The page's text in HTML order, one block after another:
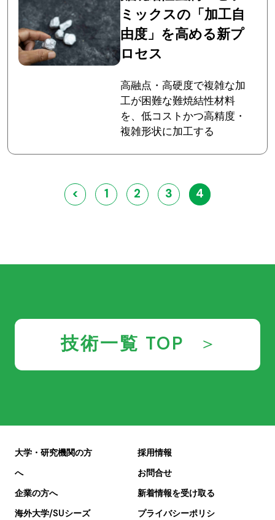
ミックスの「加工自
由度」を高める新プ
ロセス
高融点・高硬度で複雑な加
工が困難な難焼結性材料
を、低コストかつ高精度・
複雑形状に加工する
< 1 2 3 4
技術一覧 TOP
大学・研究機関の方
へ
企業の方へ
海外大学/SUシーズ
採用情報
お問合せ
新着情報を受け取る
プライバシーポリシ